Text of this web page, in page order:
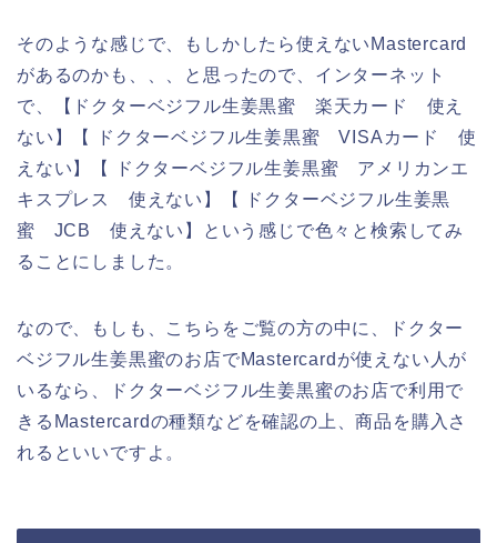
そのような感じで、もしかしたら使えないMastercard
があるのかも、、、と思ったので、インターネット
で、【ドクターベジフル生姜黒蜜 楽天カード 使え
ない】【 ドクターベジフル生姜黒蜜 VISAカード 使
えない】【 ドクターベジフル生姜黒蜜 アメリカンエ
キスプレス 使えない】【 ドクターベジフル生姜黒
蜜 JCB 使えない】という感じで色々と検索してみ
ることにしました。
なので、もしも、こちらをご覧の方の中に、ドクター
ベジフル生姜黒蜜のお店でMastercardが使えない人が
いるなら、ドクターベジフル生姜黒蜜のお店で利用で
きるMastercardの種類などを確認の上、商品を購入さ
れるといいですよ。